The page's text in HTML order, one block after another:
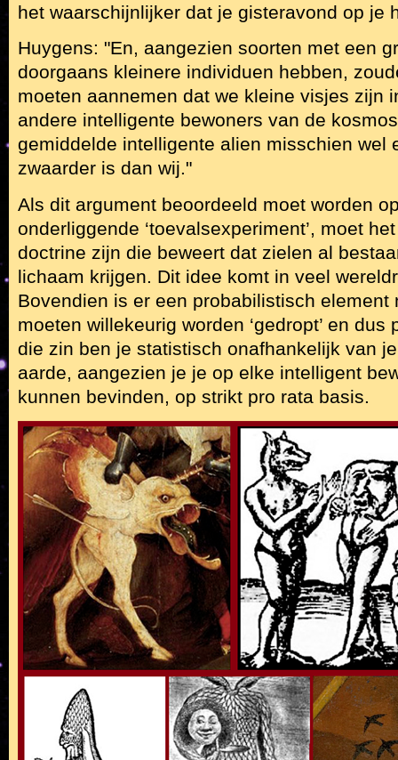
het waarschijnlijker dat je gisteravond op je
Huygens: "En, aangezien soorten met een
doorgaans kleinere individuen hebben,
moeten aannemen dat we kleine visjes zijn
andere intelligente bewoners van de
gemiddelde intelligente alien misschien wel
zwaarder is dan wij."
Als dit argument beoordeeld moet worden
onderliggende ‘toevalsexperiment’, moet
doctrine zijn die beweert dat zielen al
lichaam krijgen. Dit idee komt in veel
Bovendien is er een probabilistisch element
moeten willekeurig worden ‘gedropt’ en
die zin ben je statistisch onafhankelijk van
aarde, aangezien je je op elke intelligent
kunnen bevinden, op strikt pro rata basis.